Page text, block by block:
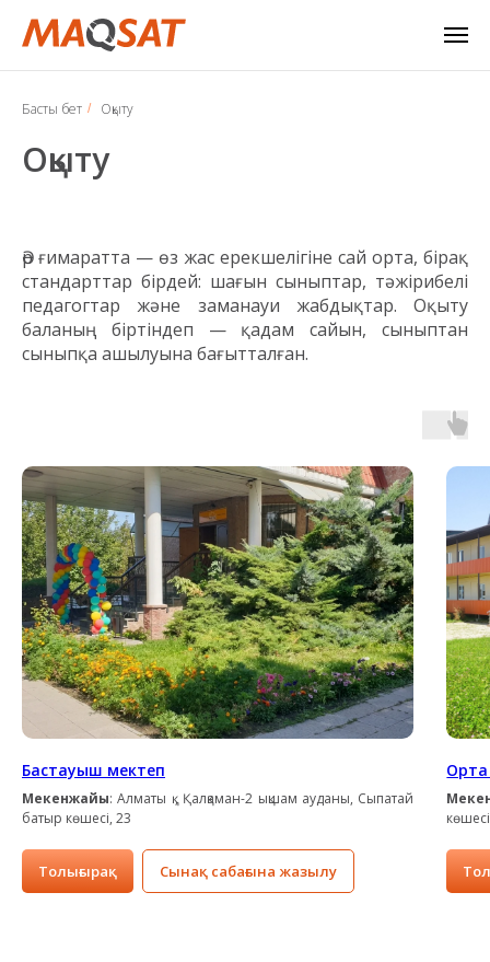
Басты бет / Оқыту
Оқыту
Әр ғимаратта — өз жас ерекшелігіне сай орта, бірақ
стандарттар бірдей: шағын сыныптар, тәжірибелі
педагогтар және заманауи жабдықтар. Оқыту
баланың біртіндеп — қадам сайын, сыныптан
сыныпқа ашылуына бағытталған.
Бастауыш мектеп
Мекенжайы: Алматы қ., Қалқаман-2 ықшам ауданы, Сыпатай
батыр көшесі, 23
Толығырақ Сынақ сабағына жазылу